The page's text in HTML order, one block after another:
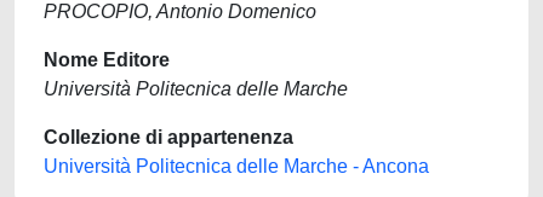
PROCOPIO, Antonio Domenico
Nome Editore
Università Politecnica delle Marche
Collezione di appartenenza
Università Politecnica delle Marche - Ancona